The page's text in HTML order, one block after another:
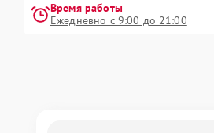
Время работы
Ежедневно с 9:00 до 21:00